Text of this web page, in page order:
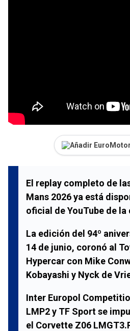
Añadir
El replay completo de
Mans 2026ya está
oficial deYouTube de la
La edición del 94º
14 de junio, coronó al
Hypercar con Mike
Kobayashi y Nyck de
Inter Europol
LMP2y TF Sportse
el Corvette Z06